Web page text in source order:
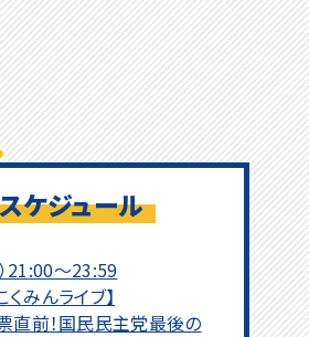
ケジュール
21:00～23:59
みんライブ】
直前！国民民主党最後の